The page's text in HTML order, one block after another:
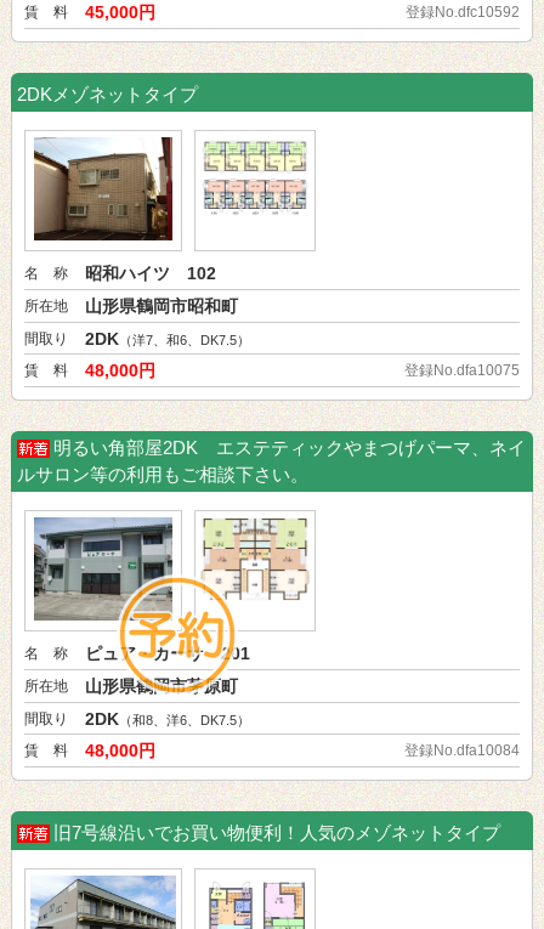
賃 料 45,000円 登録No.dfc10592
2DKメゾネットタイプ
名 称 昭和ハイツ 102
所在地 山形県鶴岡市昭和町
間取り 2DK （洋7、和6、DK7.5）
賃 料 48,000円 登録No.dfa10075
明るい角部屋2DK エステティックやまつげパーマ、ネイ
ルサロン等の利用もご相談下さい。
名 称 ピュア・カーサ 201
所在地 山形県鶴岡市茅原町
間取り 2DK （和8、洋6、DK7.5）
賃 料 48,000円 登録No.dfa10084
旧7号線沿いでお買い物便利！人気のメゾネットタイプ